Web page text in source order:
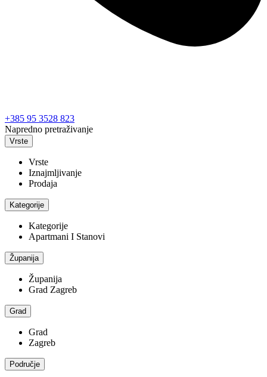
+385 95 3528 823
Napredno pretraživanje
Vrste
Vrste
Iznajmljivanje
Prodaja
Kategorije
Kategorije
Apartmani I Stanovi
Županija
Županija
Grad Zagreb
Grad
Grad
Zagreb
Područje